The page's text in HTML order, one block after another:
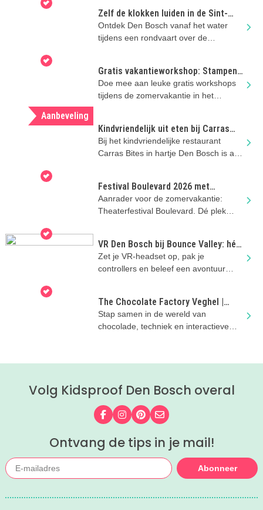
Zelf de klokken luiden in de Sint-
Jan? Dat kan!
Ontdek Den Bosch vanaf het water
tijdens een rondvaart over de
Gratis vakantieworkshop: Stampen,
bouwen, groeien
Doe mee aan leuke gratis workshops
tijdens de zomervakantie in het
Aanbeveling
Kindvriendelijk uit eten bij Carras
Bites in Den Bosch
Bij het kindvriendelijke restaurant
Carras Bites in hartje Den Bosch is aan
Festival Boulevard 2026 met
kinderen in Den Bosch
Aanrader voor de zomervakantie:
Theaterfestival Boulevard. Dé plek
VR Den Bosch bij Bounce Valley: hét
zomervakantie-uitje vol avontuur
Zet je VR-headset op, pak je
controllers en beleef een avontuur
The Chocolate Factory Veghel |
Zomervakantie met kinderen
Stap samen in de wereld van
chocolade, techniek en interactieve
Volg Kidsproof Den Bosch overal
Volg ons op Facebook
Volg ons op Instagram
Volg ons op Pinterest
Mail ons
Ontvang de tips in je mail!
Abonneer